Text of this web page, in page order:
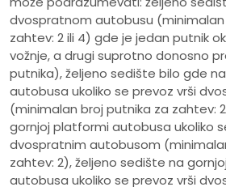
dvospratnom autobusu
zahtev: 2 ili 4) gde je jedan putnik
vožnje, a drugi suprotno donosno
putnika), željeno sedište bilo gde
autobusa ukoliko se prevoz vrši
(minimalan broj putnika za zahtev:
gornjoj platformi autobusa ukoliko
dvospratnim autobusom
zahtev: 2), željeno sedište na
autobusa ukoliko se prevoz vrši